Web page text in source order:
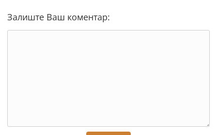
Залиште Ваш коментар: